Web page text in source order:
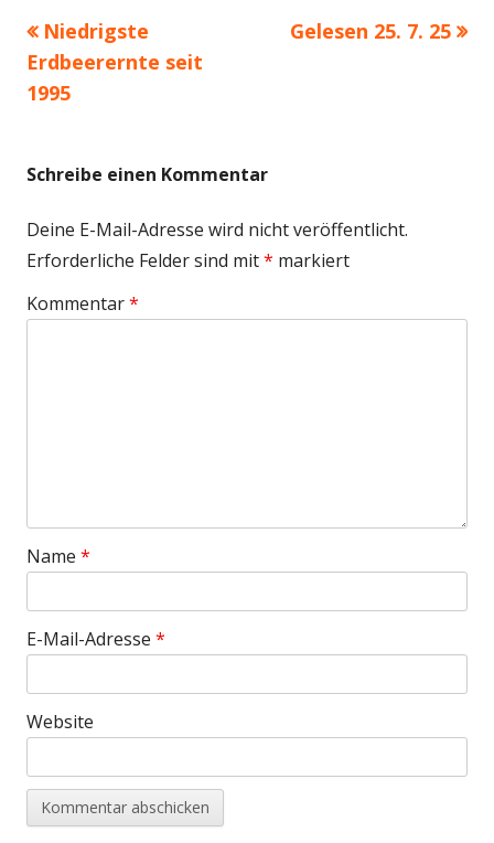
Beitragsnavigation
Vorheriger
Beitrag:
Niedrigste
Erdbeerernte seit
1995
Nächster
Gelesen 25. 7. 25
Schreibe einen Kommentar
Deine E-Mail-Adresse wird nicht veröffentlicht.
Erforderliche Felder sind mit* markiert
Kommentar*
Name *
E-Mail-Adresse *
Website